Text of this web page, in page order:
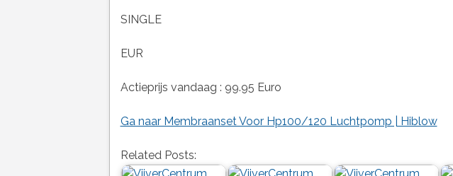
SINGLE
EUR
Actieprijs vandaag : 99.95 Euro
Ga naar Membraanset Voor Hp100/120 Luchtpomp | Hiblow
Related Posts: